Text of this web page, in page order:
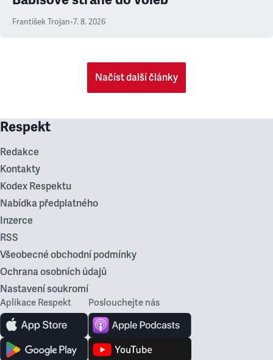
František Trojan•7. 8. 2026
Načíst další články
Respekt
Redakce
Kontakty
Kodex Respektu
Nabídka předplatného
Inzerce
RSS
Všeobecné obchodní podmínky
Ochrana osobních údajů
Nastavení soukromí
Aplikace Respekt Poslouchejte nás